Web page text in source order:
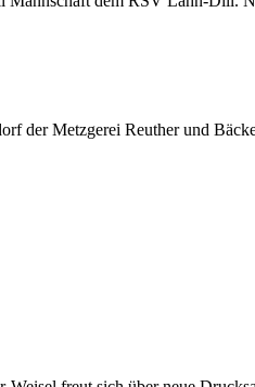
der Metzgerei Reuther und